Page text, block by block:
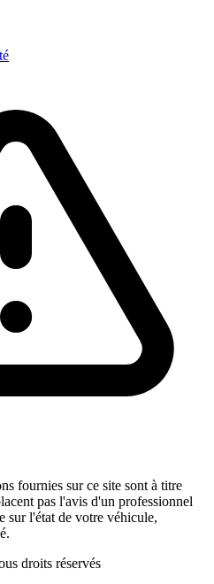
fournies sur ce site sont à titre
pas l'avis d'un professionnel
sur l'état de votre véhicule,
droits réservés